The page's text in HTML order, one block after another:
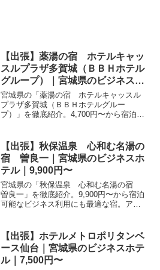
【出張】薬湯の宿 ホテルキャッ
スルプラザ多賀城（ＢＢＨホテル
グループ）｜宮城県のビジネスホ
テル｜4,700円〜
宮城県の「薬湯の宿 ホテルキャッスル
プラザ多賀城（ＢＢＨホテルグルー
プ）」を徹底紹介。4,700円〜から宿泊可
めました。
【出張】秋保温泉 心和む名湯の
宿 曽良一｜宮城県のビジネスホ
テル｜9,900円〜
宮城県の「秋保温泉 心和む名湯の宿
曽良一」を徹底紹介。9,900円〜から宿泊
可能なビジネス利用にも最適な宿。アク
【出張】ホテルメトロポリタンベ
ース仙台｜宮城県のビジネスホテ
ル｜7,500円〜